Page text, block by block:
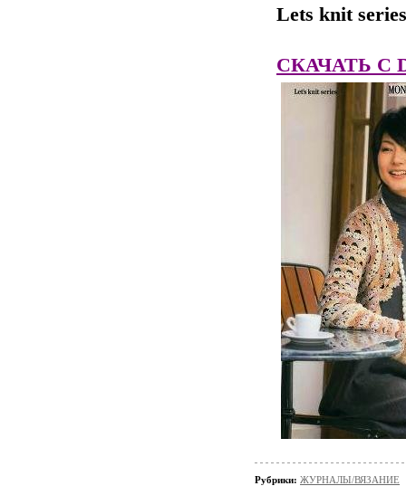
Lets knit
СКАЧАТЬ C
Рубрики: ЖУРНАЛЫ/ВЯЗАНИЕ